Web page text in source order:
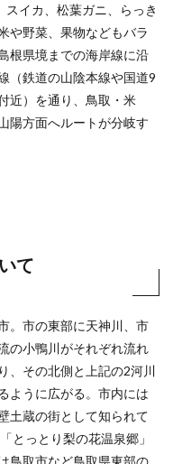
スイカ、松葉ガニ、らっき
や野菜、果物などもバラ
根県境までの海岸線に沿
（鉄道の山陰本線や国道9
近）を通り、鳥取・米
陽方面へルートが分岐す
て
。市の東部に天神川、市
の小鴨川がそれぞれ流れ
、その北側と上記の2河川
ように広がる。市内には
土蔵の街として知られて
とっとり梨の花温泉郷」
鳥取市など鳥取県東部の